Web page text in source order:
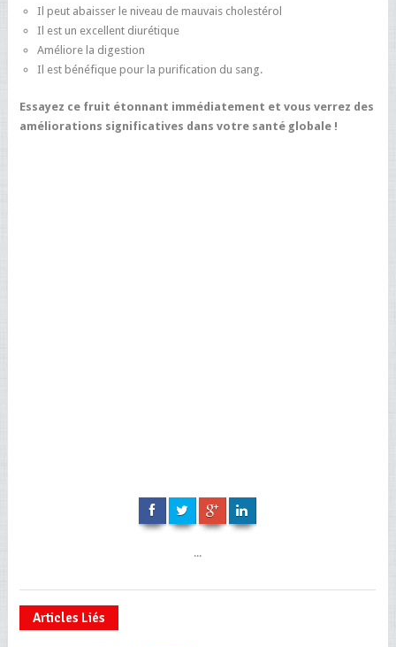
Il peut abaisser le niveau de mauvais cholestérol
Il est un excellent diurétique
Améliore la digestion
Il est bénéfique pour la purification du sang.
Essayez ce fruit étonnant immédiatement et vous verrez des
améliorations significatives dans votre santé globale !
...
Articles Liés